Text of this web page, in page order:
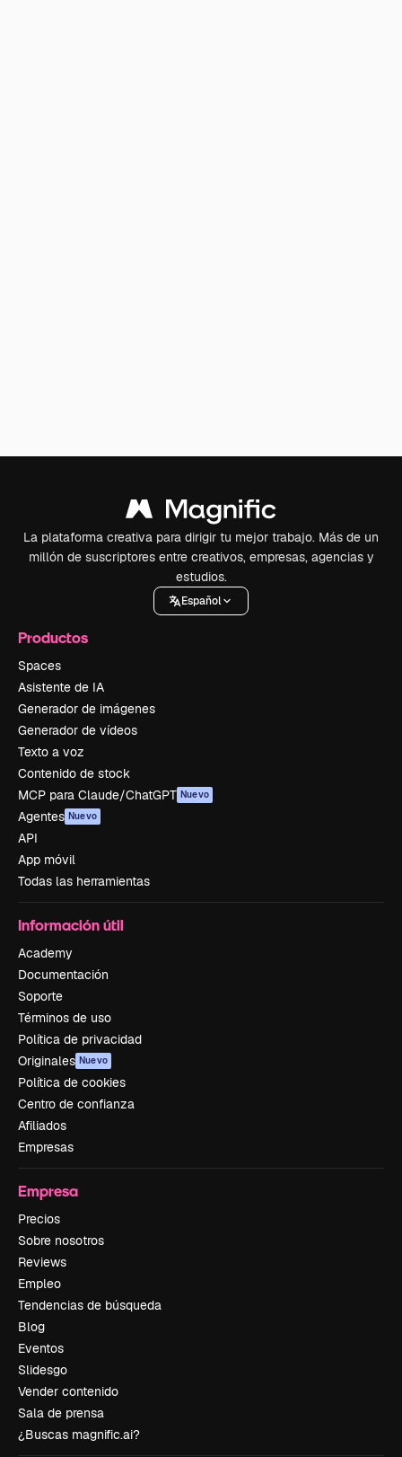
La plataforma creativa para dirigir tu mejor trabajo. Más de un
millón de suscriptores entre creativos, empresas, agencias y
estudios.
Español
Productos
Spaces
Asistente de IA
Generador de imágenes
Generador de vídeos
Texto a voz
Contenido de stock
MCP para Claude/ChatGPT Nuevo
Agentes Nuevo
API
App móvil
Todas las herramientas
Información útil
Academy
Documentación
Soporte
Términos de uso
Política de privacidad
Originales Nuevo
Política de cookies
Centro de confianza
Afiliados
Empresas
Empresa
Precios
Sobre nosotros
Reviews
Empleo
Tendencias de búsqueda
Blog
Eventos
Slidesgo
Vender contenido
Sala de prensa
¿Buscas magnific.ai?